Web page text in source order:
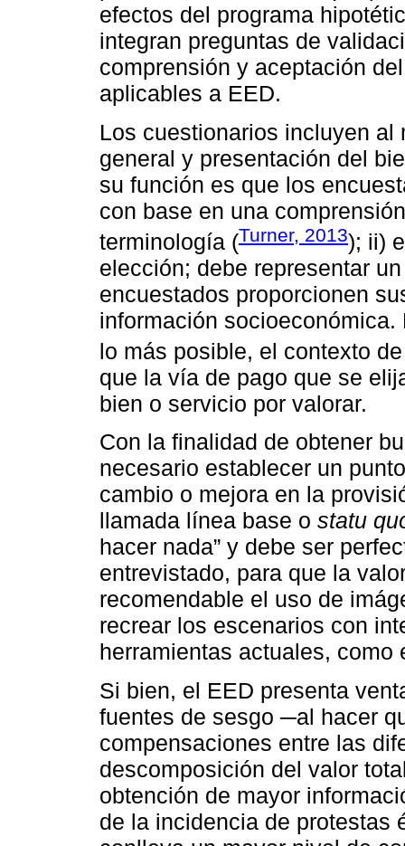
efectos del programa
integran preguntas de
comprensión y aceptación
aplicables a EED.
Los cuestionarios incluyen
general y presentación del
su función es que los
con base en una
terminología (Turner, 2013); ii)
elección; debe representar
encuestados proporcionen
información
lo más posible, el contexto
que la vía de pago que se
bien o servicio por valorar.
Con la finalidad de obtener
necesario establecer un
cambio o mejora en la
llamada línea base o statu
hacer nada” y debe ser
entrevistado, para que la
recomendable el uso de
recrear los escenarios con
herramientas actuales, como
Si bien, el EED presenta
fuentes de sesgo ─al hacer
compensaciones entre las
descomposición del valor
obtención de mayor
de la incidencia de protestas